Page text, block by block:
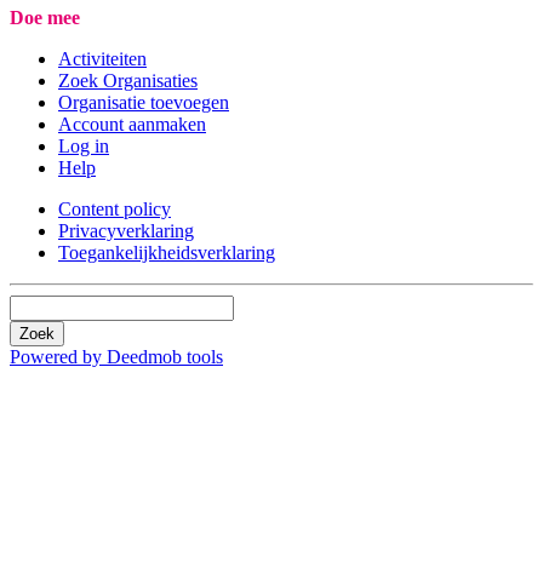
Doe mee
Activiteiten
Zoek Organisaties
Organisatie toevoegen
Account aanmaken
Log in
Help
Content policy
Privacyverklaring
Toegankelijkheidsverklaring
Zoek
Powered by Deedmob tools